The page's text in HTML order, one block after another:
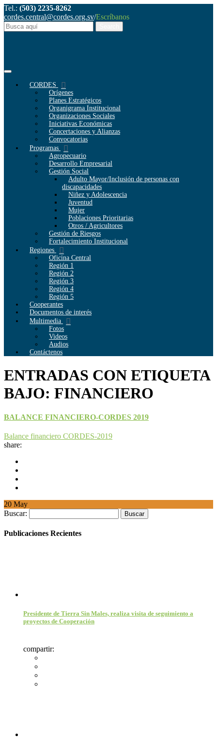
Tel.: (503) 2235-8262
cordes.central@cordes.org.sv/Escríbanos
CORDES
Orígenes
Planes Estratégicos
Organigrama Institucional
Organizaciones Sociales
Iniciativas Económicas
Concertaciones y Alianzas
Convocatorias
Programas
Agropecuario
Desarrollo Empresarial
Gestión Social
Adulto Mayor/Inclusión de personas con
discapacidades
Niñez y Adolescencia
Juventud
Mujer
Poblaciones Prioritarias
Otros / Agricultores
Gestión de Riesgos
Fortalecimiento Institucional
Regiones
Oficina Central
Región 1
Región 2
Región 3
Región 4
Región 5
Cooperantes
Documentos de interés
Multimedia
Fotos
Videos
Audios
Contáctenos
ENTRADAS CON ETIQUETA
BAJO: FINANCIERO
BALANCE FINANCIERO-CORDES 2019
Balance financiero CORDES-2019
share:
20 May
Buscar:
Publicaciones Recientes
Presidente de Tierra Sin Males, realiza visita de seguimiento a
proyectos de Cooperación
compartir: